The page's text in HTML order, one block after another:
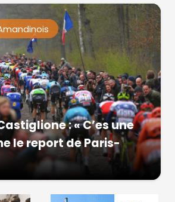
: « C’es une
le report de Paris-